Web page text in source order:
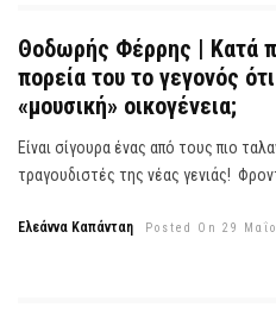
Θοδωρής Φέρρης | Κατά
πορεία του το γεγονός
«μουσική» οικογένεια;
Είναι σίγουρα ένας από τους πιο
τραγουδιστές της νέας γενιάς!
Ελεάννα Καπάνταη Posted On 29